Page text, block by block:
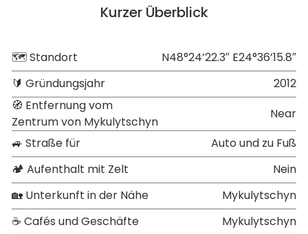
Kurzer Überblick
🗺 Standort
N48°24’22.3″ E24°36’15.8″
🔰 Gründungsjahr
2012
🧭 Entfernung vom
Zentrum von Mykulytschyn
Near
🚙 Straße für
Auto und zu Fuß
🏕 Aufenthalt mit Zelt
Nein
🏡 Unterkunft in der Nähe
Mykulytschyn
☕ Cafés und Geschäfte
Mykulytschyn